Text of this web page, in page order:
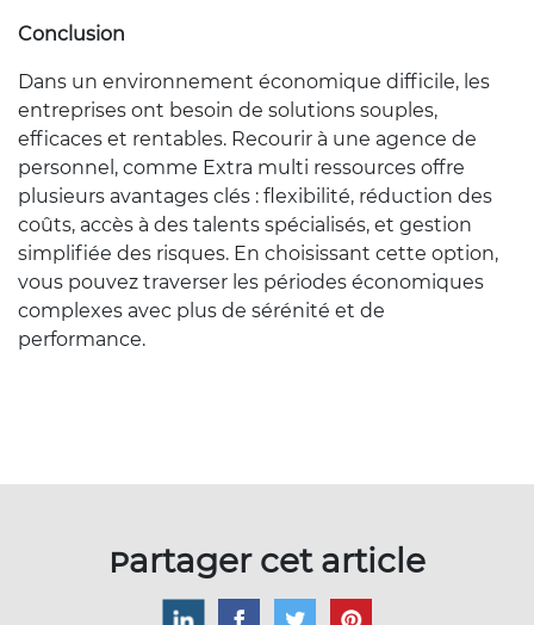
Conclusion
Dans un environnement économique difficile, les
entreprises ont besoin de solutions souples,
efficaces et rentables. Recourir à une agence de
personnel, comme Extra multi ressources offre
plusieurs avantages clés : flexibilité, réduction des
coûts, accès à des talents spécialisés, et gestion
simplifiée des risques. En choisissant cette option,
vous pouvez traverser les périodes économiques
complexes avec plus de sérénité et de
performance.
Partager cet article